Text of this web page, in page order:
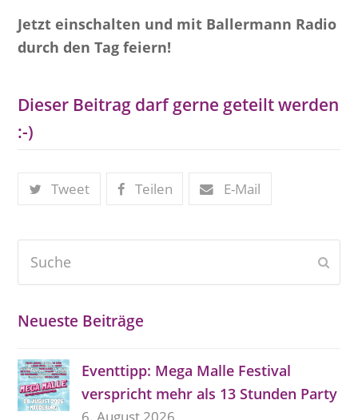
Jetzt einschalten und mit Ballermann Radio
durch den Tag feiern!
Dieser Beitrag darf gerne geteilt werden
:-)
Tweet Teilen E-Mail
Neueste Beiträge
Eventtipp: Mega Malle Festival
verspricht mehr als 13 Stunden Party